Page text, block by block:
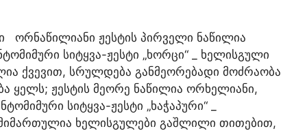
ორნაწილიანი ჟესტის პირველი ნაწილია
სიტყვა-ჟესტი „ხორცი“ _ ხელისგული
ქვევით, სრულდება განმეორებადი მოძრაობა
ყელს; ჟესტის მეორე ნაწილია ორხელიანი,
სიტყვა-ჟესტი „ხაჭაპური“ _
ხელისგულები გაშლილი თითებით,